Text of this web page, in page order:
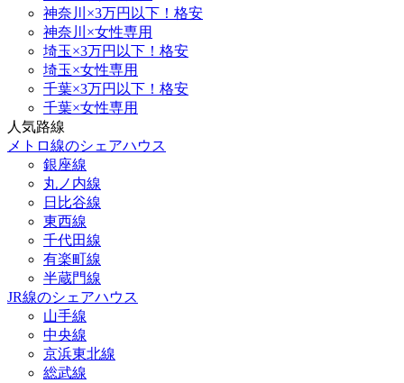
神奈川×3万円以下！格安
神奈川×女性専用
埼玉×3万円以下！格安
埼玉×女性専用
千葉×3万円以下！格安
千葉×女性専用
人気路線
メトロ線のシェアハウス
銀座線
丸ノ内線
日比谷線
東西線
千代田線
有楽町線
半蔵門線
JR線のシェアハウス
山手線
中央線
京浜東北線
総武線